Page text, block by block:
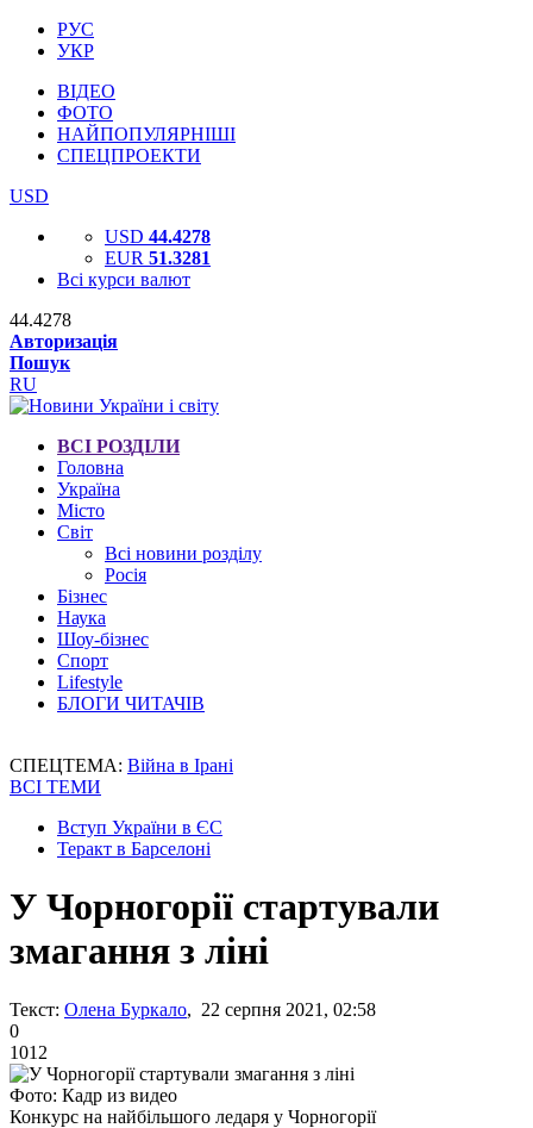
РУС
УКР
ВІДЕО
ФОТО
НАЙПОПУЛЯРНІШІ
СПЕЦПРОЕКТИ
USD
USD 44.4278
EUR 51.3281
Всі курси валют
44.4278
Авторизація
Пошук
RU
ВСІ РОЗДІЛИ
Головна
Україна
Місто
Світ
Всі новини розділу
Росія
Бізнес
Наука
Шоу-бізнес
Спорт
Lifestyle
БЛОГИ ЧИТАЧІВ
СПЕЦТЕМА: Війна в Ірані
ВСІ ТЕМИ
Вступ України в ЄС
Теракт в Барселоні
У Чорногорії стартували
змагання з ліні
Текст: Олена Буркало, 22 серпня 2021, 02:58
0
1012
Фото: Кадр из видео
Конкурс на найбільшого ледаря у Чорногорії